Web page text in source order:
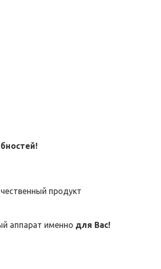
продукт
аппарат именно для Вас!